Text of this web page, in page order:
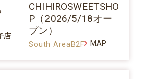
CHIHIROSWEETSHO
P（2026/5/18オー
プン）
South AreaB2F MAP